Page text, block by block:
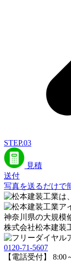
STEP.03
見積
送付
写真を送るだけで
神奈川県の大規模
株式会社松本建装
0120-71-5607
【電話受付】